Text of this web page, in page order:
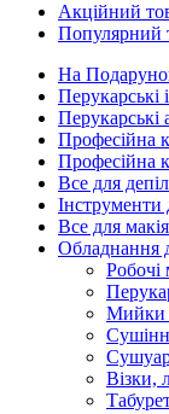
Акційний
Популярний
На
Перукарські
Перукарські
Професійна
Професійна
Все для
Все для
Обладнання
Робочі
Мийки
Візки,